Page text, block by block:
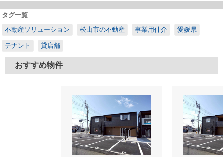
タグ一覧
不動産ソリューション
松山市の不動産 事業用仲介 愛媛県
テナント 貸店舗
おすすめ物件